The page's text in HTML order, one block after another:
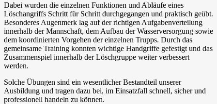
Dabei wurden die einzelnen Funktionen und Abläufe eines
Löschangriffs Schritt für Schritt durchgegangen und praktisch geübt.
Besonderes Augenmerk lag auf der richtigen Aufgabenverteilung
innerhalb der Mannschaft, dem Aufbau der Wasserversorgung sowie
dem koordinierten Vorgehen der einzelnen Trupps. Durch das
gemeinsame Training konnten wichtige Handgriffe gefestigt und das
Zusammenspiel innerhalb der Löschgruppe weiter verbessert
werden.
Solche Übungen sind ein wesentlicher Bestandteil unserer
Ausbildung und tragen dazu bei, im Einsatzfall schnell, sicher und
professionell handeln zu können.